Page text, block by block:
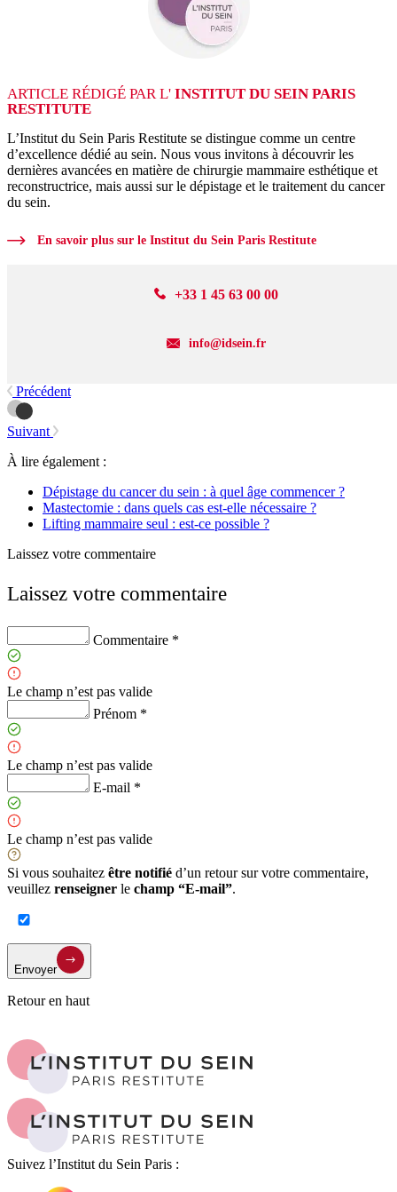
ARTICLE RÉDIGÉ PAR L' INSTITUT DU SEIN PARIS
RESTITUTE
L’Institut du Sein Paris Restitute se distingue comme un centre
d’excellence dédié au sein. Nous vous invitons à découvrir les
dernières avancées en matière de chirurgie mammaire esthétique et
reconstructrice, mais aussi sur le dépistage et le traitement du cancer
du sein.
En savoir plus sur le Institut du Sein Paris Restitute
+33 1 45 63 00 00
info@idsein.fr
Précédent
Suivant
À lire également :
Dépistage du cancer du sein : à quel âge commencer ?
Mastectomie : dans quels cas est-elle nécessaire ?
Lifting mammaire seul : est-ce possible ?
Laissez votre commentaire
Laissez votre commentaire
Commentaire *
Le champ n’est pas valide
Prénom *
Le champ n’est pas valide
E-mail *
Le champ n’est pas valide
Si vous souhaitez être notifié d’un retour sur votre commentaire,
veuillez renseigner le champ “E-mail”.
Envoyer
Retour en haut
Suivez l’Institut du Sein Paris :